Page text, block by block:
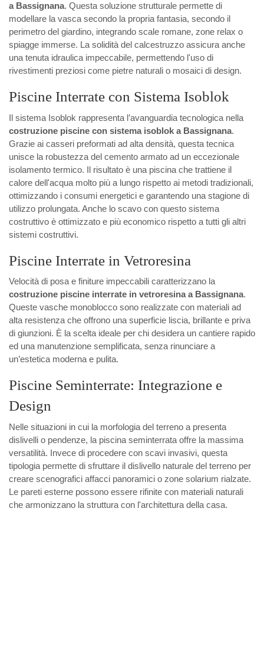
a Bassignana. Questa soluzione strutturale permette di
modellare la vasca secondo la propria fantasia, secondo il
perimetro del giardino, integrando scale romane, zone relax o
spiagge immerse. La solidità del calcestruzzo assicura anche
una tenuta idraulica impeccabile, permettendo l'uso di
rivestimenti preziosi come pietre naturali o mosaici di design.
Piscine Interrate con Sistema Isoblok
Il sistema Isoblok rappresenta l’avanguardia tecnologica nella
costruzione piscine con sistema isoblok a Bassignana.
Grazie ai casseri preformati ad alta densità, questa tecnica
unisce la robustezza del cemento armato ad un eccezionale
isolamento termico. Il risultato è una piscina che trattiene il
calore dell'acqua molto più a lungo rispetto ai metodi tradizionali,
ottimizzando i consumi energetici e garantendo una stagione di
utilizzo prolungata. Anche lo scavo con questo sistema
costruttivo è ottimizzato e più economico rispetto a tutti gli altri
sistemi costruttivi.
Piscine Interrate in Vetroresina
Velocità di posa e finiture impeccabili caratterizzano la
costruzione piscine interrate in vetroresina a Bassignana.
Queste vasche monoblocco sono realizzate con materiali ad
alta resistenza che offrono una superficie liscia, brillante e priva
di giunzioni. È la scelta ideale per chi desidera un cantiere rapido
ed una manutenzione semplificata, senza rinunciare a
un’estetica moderna e pulita.
Piscine Seminterrate: Integrazione e
Design
Nelle situazioni in cui la morfologia del terreno a presenta
dislivelli o pendenze, la piscina seminterrata offre la massima
versatilità. Invece di procedere con scavi invasivi, questa
tipologia permette di sfruttare il dislivello naturale del terreno per
creare scenografici affacci panoramici o zone solarium rialzate.
Le pareti esterne possono essere rifinite con materiali naturali
che armonizzano la struttura con l'architettura della casa.